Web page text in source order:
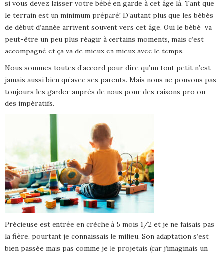
si vous devez laisser votre bébé en garde à cet âge là. Tant que
le terrain est un minimum préparé! D’autant plus que les bébés
de début d’année arrivent souvent vers cet âge. Oui le bébé va
peut-être un peu plus réagir à certains moments, mais c’est
accompagné et ça va de mieux en mieux avec le temps.
Nous sommes toutes d’accord pour dire qu’un tout petit n’est
jamais aussi bien qu’avec ses parents. Mais nous ne pouvons pas
toujours les garder auprès de nous pour des raisons pro ou
des impératifs.
Précieuse est entrée en crèche à 5 mois 1/2 et je ne faisais pas
la fière, pourtant je connaissais le milieu. Son adaptation s’est
bien passée mais pas comme je le projetais (car j’imaginais un